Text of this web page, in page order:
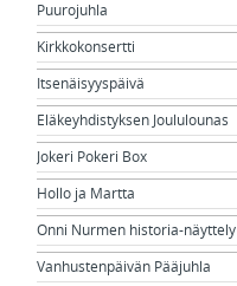
Puurojuhla
Kirkkokonsertti
Itsenäisyyspäivä
Eläkeyhdistyksen Joululounas
Jokeri Pokeri Box
Hollo ja Martta
Onni Nurmen historia-näyttely
Vanhustenpäivän Pääjuhla